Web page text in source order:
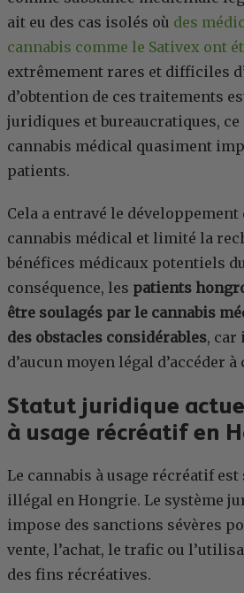
ait eu des cas isolés où des
cannabis comme le Sativex ont
extrêmement rares et difficiles
d’obtention de ces traitements
juridiques et bureaucratiques, ce
cannabis médical quasiment
patients.
Cela a entravé le développement
cannabis médical et limité la
bénéfices médicaux potentiels
conséquence, les patients
être soulagés par le cannabis
des obstacles considérables, car
d’aucun moyen légal d’accéder
Statut juridique
à usage récréatif en
Le cannabis à usage récréatif est
illégal en Hongrie. Le système
impose des sanctions sévères
vente, l’achat, le trafic ou
des fins récréatives.